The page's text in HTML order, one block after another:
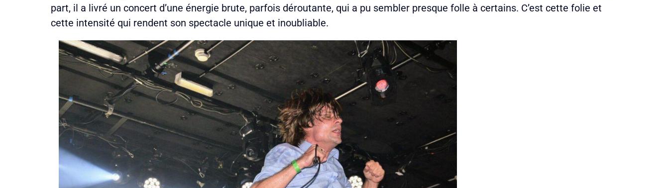
part, il a livré un concert d’une énergie brute, parfois déroutante, qui a pu sembler presque folle à certains. C’est cette folie et
cette intensité qui rendent son spectacle unique et inoubliable.